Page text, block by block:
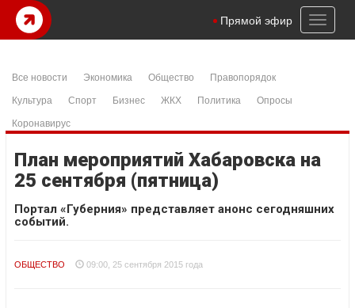
Toggle
Прямой эфир
Все новости Экономика Общество
Правопорядок
Культура
Спорт Бизнес ЖКХ Политика
Опросы
Коронавирус
План мероприятий Хабаровска на
25 сентября (пятница)
Портал «Губерния» представляет анонс сегодняшних
событий.
ОБЩЕСТВО 09:00, 25 сентября 2015 года